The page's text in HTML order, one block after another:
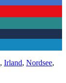
, Irland, Nordsee,